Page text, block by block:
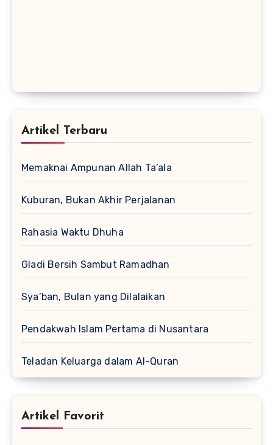
Artikel Terbaru
Memaknai Ampunan Allah Ta’ala
Kuburan, Bukan Akhir Perjalanan
Rahasia Waktu Dhuha
Gladi Bersih Sambut Ramadhan
Sya’ban, Bulan yang Dilalaikan
Pendakwah Islam Pertama di Nusantara
Teladan Keluarga dalam Al-Quran
Artikel Favorit